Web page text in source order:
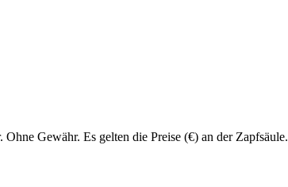
Ohne Gewähr. Es gelten die Preise (€) an der Zapfsäule.